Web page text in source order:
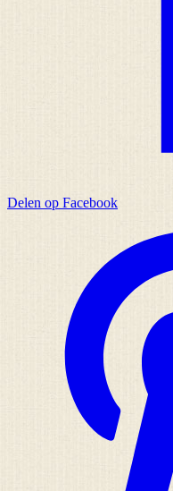
Delen op Facebook